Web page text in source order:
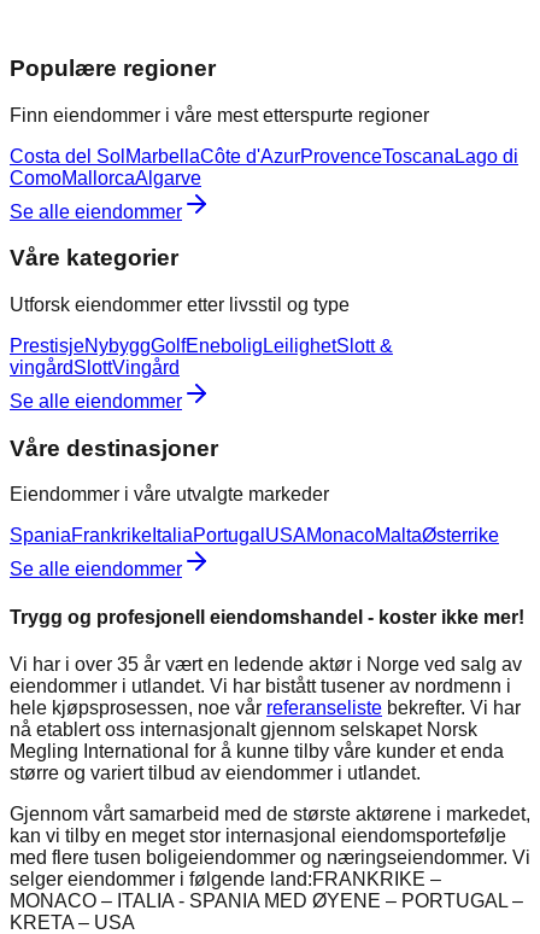
Populære regioner
Finn eiendommer i våre mest etterspurte regioner
Costa del Sol MarbellaCôte d'AzurProvenceToscana Lago di
ComoMallorcaAlgarve
Se alle eiendommer
Våre kategorier
Utforsk eiendommer etter livsstil og type
PrestisjeNybyggGolfEnebolig LeilighetSlott &
vingårdSlottVingård
Se alle eiendommer
Våre destinasjoner
Eiendommer i våre utvalgte markeder
SpaniaFrankrike ItaliaPortugal USAMonacoMaltaØsterrike
Se alle eiendommer
Trygg og profesjonell eiendomshandel - koster ikke mer!
Vi har i over 35 år vært en ledende aktør i Norge ved salg av
eiendommer i utlandet. Vi har bistått tusener av nordmenn i
hele kjøpsprosessen, noe vår referanseliste bekrefter. Vi har
nå etablert oss internasjonalt gjennom selskapet Norsk
Megling International for å kunne tilby våre kunder et enda
større og variert tilbud av eiendommer i utlandet.
Gjennom vårt samarbeid med de største aktørene i markedet,
kan vi tilby en meget stor internasjonal eiendomsportefølje
med flere tusen boligeiendommer og næringseiendommer. Vi
selger eiendommer i følgende land:FRANKRIKE –
MONACO – ITALIA - SPANIA MED ØYENE – PORTUGAL –
KRETA – USA